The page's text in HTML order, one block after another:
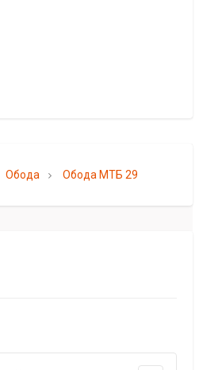
Обода Обода МТБ 29